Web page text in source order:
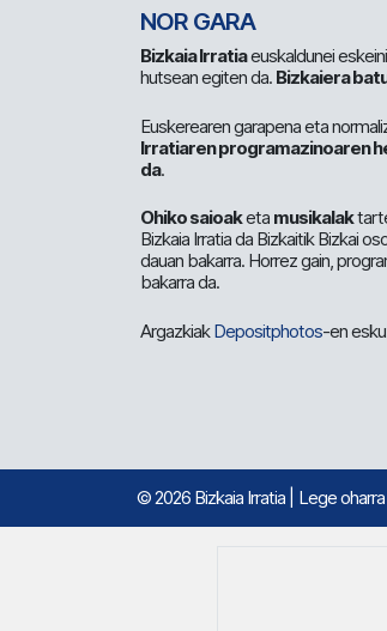
NOR GARA
Bizkaia Irratiaeuskaldunei
hutsean egiten da. Bizkaiera
Euskerearen garapena eta
Irratiaren programazinoaren
da.
Ohiko saioaketa musikalak
Bizkaia Irratia da Bizkaitik Bizkai
dauan bakarra. Horrez gain,
bakarra da.
ArgazkiakDepositphotos-en
© 2026 Bizkaia Irratia Lege oharra